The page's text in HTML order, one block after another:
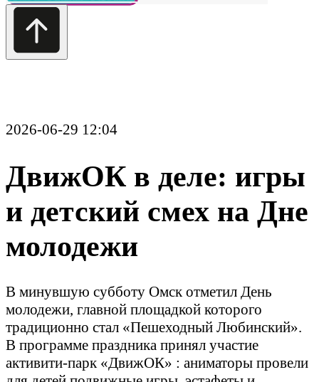
ДвижОК в деле: игры
и детский смех на Дне
молодежи
традиционно стал «Пешеходный Любинский».
для детей подвижные игры, эстафеты и
конкурсы.
Родители с удовольствием присоединялись к
соревнованиям, а ребята с азартом выполняли
задания.
Активити парк «ДвижОК» в очередной раз
доказал, что активный отдых - важная часть
море положительных эмоций.
Забронируйте дату на лучший выпускной для вашего
ребёнка
Оставьте свой номер телефона, наши менеджеры
свяжутся с Вами и помогут решить все вопросы